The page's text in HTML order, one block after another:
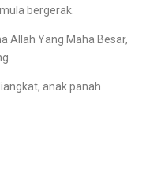
bergerak.
Yang Maha Besar,
anak panah